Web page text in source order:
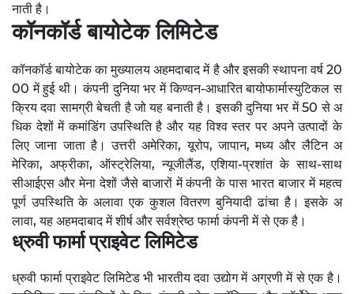
नाती है।
कॉनकॉर्ड बायोटेक लिमिटेड
कॉनकॉर्ड बायोटेक का मुख्यालय अहमदाबाद में है और इसकी स्थापना वर्ष 20
00 में हुई थी। कंपनी दुनिया भर में किण्वन-आधारित बायोफार्मास्युटिकल स
क्रिय दवा सामग्री बेचती है जो यह बनाती है। इसकी दुनिया भर में 50 से अ
धिक देशों में कमांडिंग उपस्थिति है और यह विश्व स्तर पर अपने उत्पादों के
लिए जाना जाता है। उत्तरी अमेरिका, यूरोप, जापान, मध्य और लैटिन अ
मेरिका, अफ्रीका, ऑस्ट्रेलिया, न्यूजीलैंड, एशिया-प्रशांत के साथ-साथ
सीआईएस और मेना देशों जैसे बाजारों में कंपनी के पास भारत बाजार में महत्व
पूर्ण उपस्थिति के अलावा एक कुशल वितरण बुनियादी ढांचा है। इसके अ
लावा, यह अहमदाबाद में शीर्ष और सर्वश्रेष्ठ फार्मा कंपनी में से एक है।
ध्रुवी फार्मा प्राइवेट लिमिटेड
ध्रुवी फार्मा प्राइवेट लिमिटेड भी भारतीय दवा उद्योग में अग्रणी में से एक है।